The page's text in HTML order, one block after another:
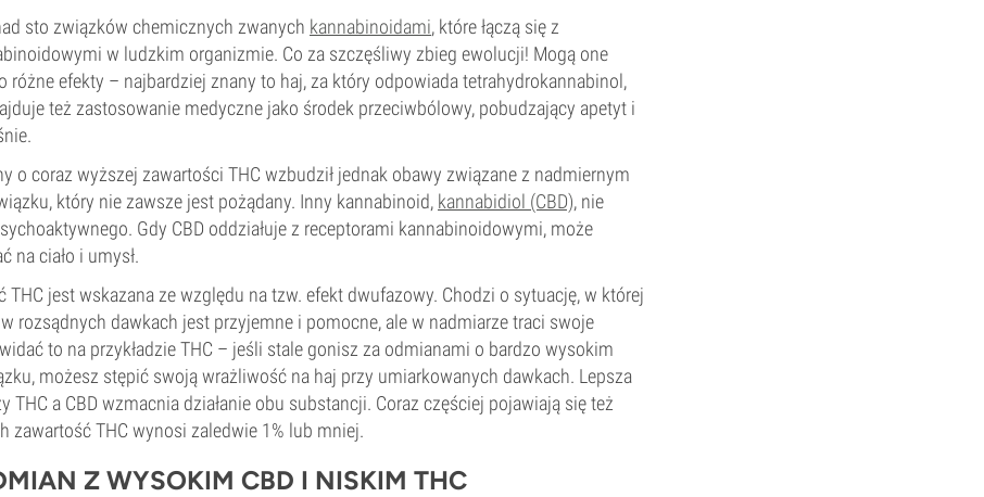
sto związków chemicznych zwanych kannabinoidami, które łączą się z
w ludzkim organizmie. Co za szczęśliwy zbieg ewolucji! Mogą one
różne efekty – najbardziej znany to haj, za który odpowiada tetrahydrokannabinol,
też zastosowanie medyczne jako środek przeciwbólowy, pobudzający apetyt i
o coraz wyższej zawartości THC wzbudził jednak obawy związane z nadmiernym
który nie zawsze jest pożądany. Inny kannabinoid, kannabidiol (CBD), nie
Gdy CBD oddziałuje z receptorami kannabinoidowymi, może
na ciało i umysł.
THC jest wskazana ze względu na tzw. efekt dwufazowy. Chodzi o sytuację, w której
rozsądnych dawkach jest przyjemne i pomocne, ale w nadmiarze traci swoje
to na przykładzie THC – jeśli stale gonisz za odmianami o bardzo wysokim
możesz stępić swoją wrażliwość na haj przy umiarkowanych dawkach. Lepsza
THC a CBD wzmacnia działanie obu substancji. Coraz częściej pojawiają się też
zawartość THC wynosi zaledwie 1% lub mniej.
Z WYSOKIM CBD I NISKIM THC